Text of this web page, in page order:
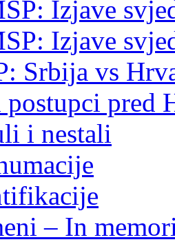
Izjave
Izjave
Srbija vs
postupci pred
i nestali
– In